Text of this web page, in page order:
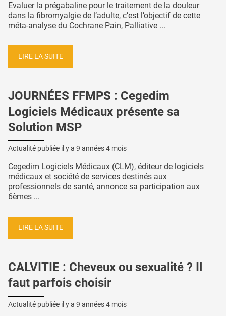
Evaluer la prégabaline pour le traitement de la douleur
dans la fibromyalgie de l’adulte, c’est l’objectif de cette
méta-analyse du Cochrane Pain, Palliative ...
LIRE LA SUITE
JOURNÉES FFMPS : Cegedim
Logiciels Médicaux présente sa
Solution MSP
Actualité publiée il y a 9 années 4 mois
Cegedim Logiciels Médicaux (CLM), éditeur de logiciels
médicaux et société de services destinés aux
professionnels de santé, annonce sa participation aux
6èmes ...
LIRE LA SUITE
CALVITIE : Cheveux ou sexualité ? Il
faut parfois choisir
Actualité publiée il y a 9 années 4 mois